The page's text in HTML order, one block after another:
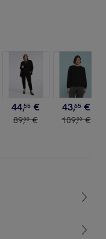
44,55 €
89,00 €
43,65 €
109,00 €